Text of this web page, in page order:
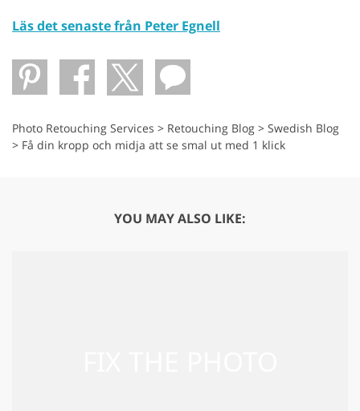
Läs det senaste från Peter Egnell
Photo Retouching Services > Retouching Blog > Swedish Blog
> Få din kropp och midja att se smal ut med 1 klick
YOU MAY ALSO LIKE: